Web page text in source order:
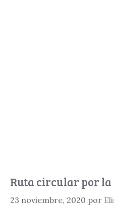
Ruta circular por la
23 noviembre, 2020 por